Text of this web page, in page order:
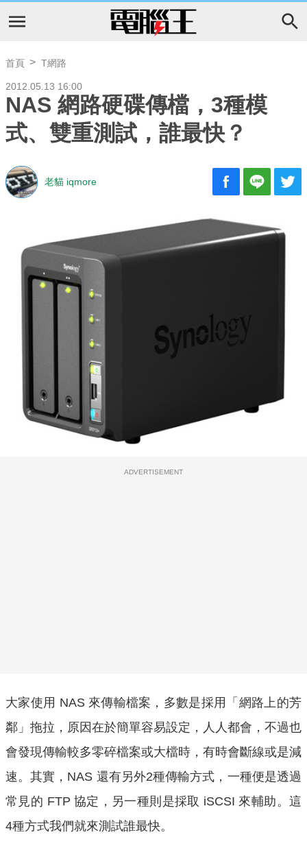
首頁 T網路
2012.05.13 16:00
NAS 網路硬碟傳檔，3種模
式、雙重測試，誰最快？
老貓 iqmore
ADVERTISEMENT
大家使用 NAS 來傳輸檔案，多數是採用「網路上的芳
鄰」拖拉，原因在於簡單容易設定，人人都會，不過也
會發現傳輸較多零碎檔案或大檔時，有時會斷線或是減
速。其實，NAS 還有另外2種傳輸方式，一種便是透過
常見的 FTP 協定，另一種則是採取 iSCSI 來輔助。這
4種方式我們就來測試誰最快。